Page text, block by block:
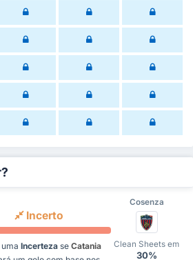
Cosenza
Incerto
Incerteza se Catania
Clean Sheets em
30%